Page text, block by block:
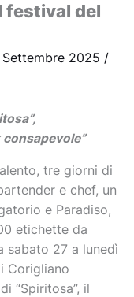
festival del
Settembre 2025 /
tre giorni di
e chef, un
e Paradiso,
etichette da
sabato 27 a lunedì
Corigliano
“Spiritosa”, il